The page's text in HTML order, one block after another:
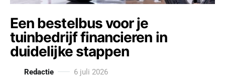
Een bestelbus voor je
tuinbedrijf financieren in
duidelijke stappen
Redactie 6 juli 2026